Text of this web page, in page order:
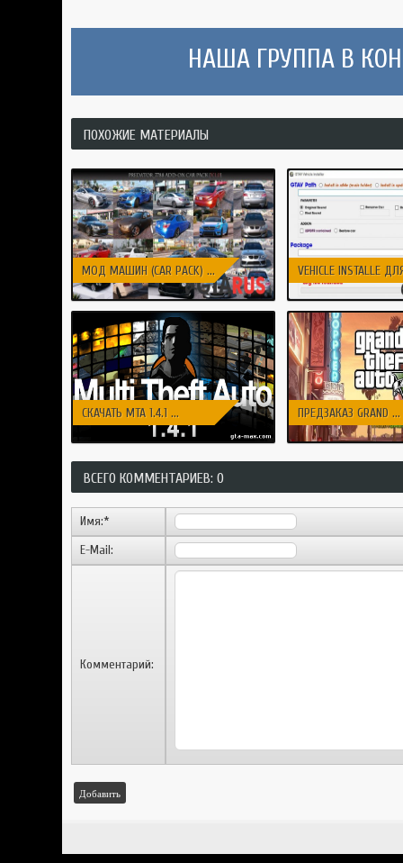
НАША ГРУППА В
ПОХОЖИЕ МАТЕРИАЛЫ
МОД МАШИН (CAR PACK) ... VEHICLE INSTALLE
СКАЧАТЬ ​MTA 1.4.1 ... ПРЕДЗАКАЗ GRAND ...
ВСЕГО КОММЕНТАРИЕВ: 0
Имя:*
E-Mail:
Комментарий:
Добавить